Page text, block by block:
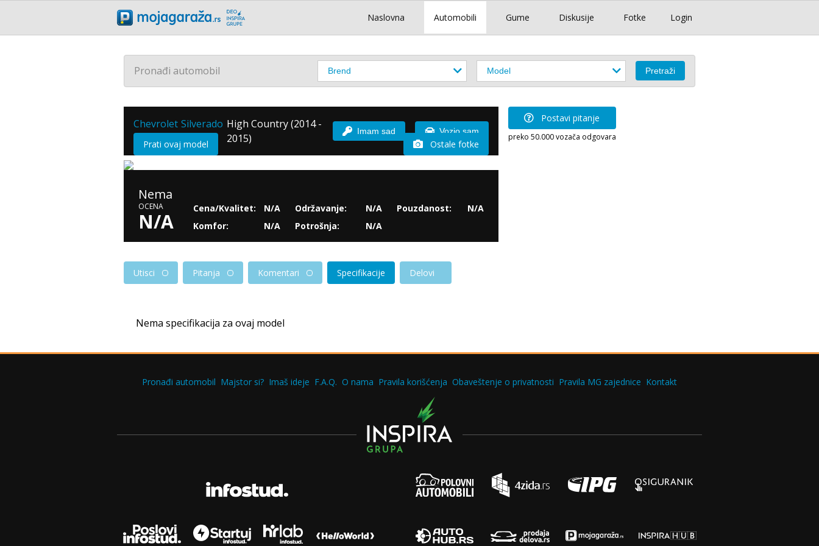
Login
Naslovna Automobili Gume Diskusije Fotke
Pronađi automobil
Chevrolet Silverado High Country (2014 -
2015)
Imam sad Vozio sam
Prati ovaj model Ostale fotke
Nema
OCENA
N/A
Cena/Kvalitet:
N/A
Komfor:
N/A
Održavanje:
N/A
Potrošnja:
N/A
Pouzdanost: N/A
Utisci Pitanja Komentari Specifikacije Delovi
Nema specifikacija za ovaj model
Postavi pitanje
preko 50.000 vozača odgovara
Pronađi automobil Majstor si? Imaš ideje F.A.Q. O nama Pravila korišćenja Obaveštenje o privatnosti Pravila MG zajednice Kontakt